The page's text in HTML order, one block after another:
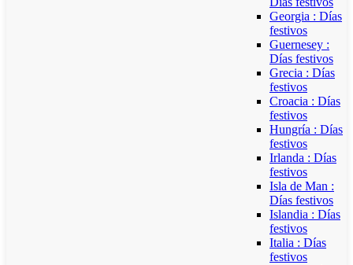
Georgia : Días
festivos
Guernesey :
Días festivos
Grecia : Días
festivos
Croacia : Días
festivos
Hungría : Días
festivos
Irlanda : Días
festivos
Isla de Man :
Días festivos
Islandia : Días
festivos
Italia : Días
festivos